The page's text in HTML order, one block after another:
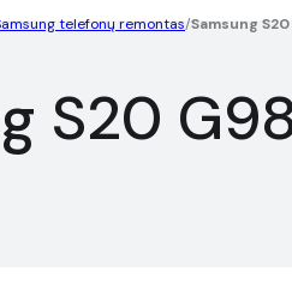
telefonų remontas/Samsung
S20